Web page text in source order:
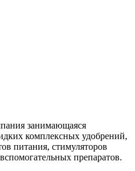
занимающаяся
комплексных удобрений,
питания, стимуляторов
препаратов.